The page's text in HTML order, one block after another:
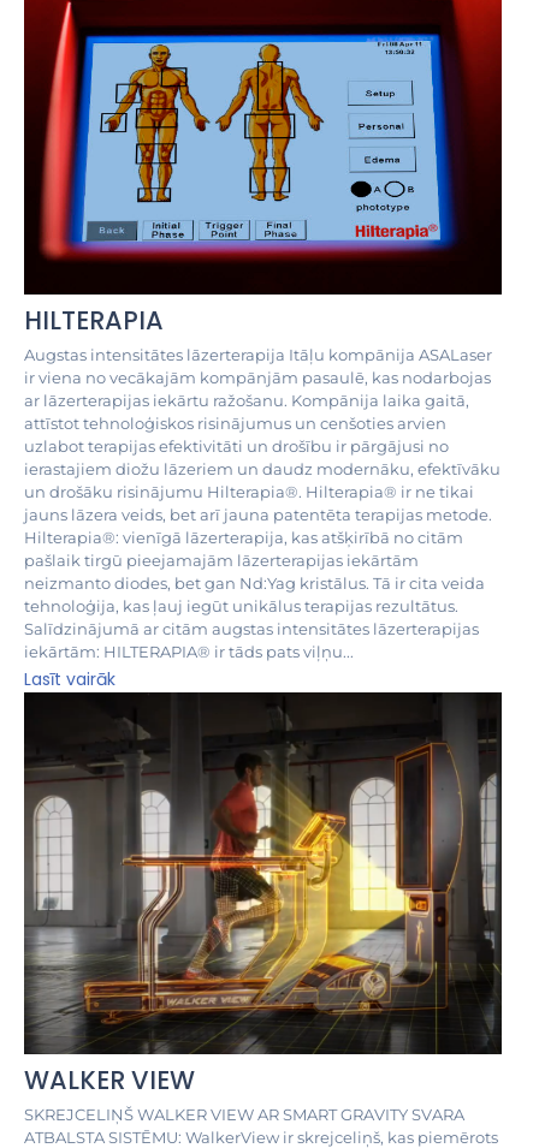
HILTERAPIA
Augstas intensitātes lāzerterapija Itāļu kompānija ASALaser
ir viena no vecākajām kompānjām pasaulē, kas nodarbojas
ar lāzerterapijas iekārtu ražošanu. Kompānija laika gaitā,
attīstot tehnoloģiskos risinājumus un cenšoties arvien
uzlabot terapijas efektivitāti un drošību ir pārgājusi no
ierastajiem diožu lāzeriem un daudz modernāku, efektīvāku
un drošāku risinājumu Hilterapia®. Hilterapia® ir ne tikai
jauns lāzera veids, bet arī jauna patentēta terapijas metode.
Hilterapia®: vienīgā lāzerterapija, kas atšķirībā no citām
pašlaik tirgū pieejamajām lāzerterapijas iekārtām
neizmanto diodes, bet gan Nd:Yag kristālus. Tā ir cita veida
tehnoloģija, kas ļauj iegūt unikālus terapijas rezultātus.
Salīdzinājumā ar citām augstas intensitātes lāzerterapijas
iekārtām: HILTERAPIA® ir tāds pats viļņu...
Lasīt vairāk
WALKER VIEW
SKREJCELIŅŠ WALKER VIEW AR SMART GRAVITY SVARA
ATBALSTA SISTĒMU: WalkerView ir skrejceliņš, kas piemērots